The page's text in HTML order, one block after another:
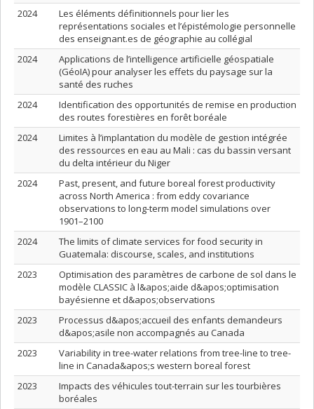
2024
Les éléments définitionnels pour lier les
représentations sociales et l’épistémologie personnelle
des enseignant.es de géographie au collégial
2024
Applications de l’intelligence artificielle géospatiale
(GéoIA) pour analyser les effets du paysage sur la
santé des ruches
2024
Identification des opportunités de remise en production
des routes forestières en forêt boréale
2024
Limites à l’implantation du modèle de gestion intégrée
des ressources en eau au Mali : cas du bassin versant
du delta intérieur du Niger
2024
Past, present, and future boreal forest productivity
across North America : from eddy covariance
observations to long-term model simulations over
1901–2100
2024
The limits of climate services for food security in
Guatemala: discourse, scales, and institutions
2023
Optimisation des paramètres de carbone de sol dans le
modèle CLASSIC à l&apos;aide d&apos;optimisation
bayésienne et d&apos;observations
2023
Processus d&apos;accueil des enfants demandeurs
d&apos;asile non accompagnés au Canada
2023
Variability in tree-water relations from tree-line to tree-
line in Canada&apos;s western boreal forest
2023
Impacts des véhicules tout-terrain sur les tourbières
boréales